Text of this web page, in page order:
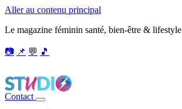
Aller au contenu principal
Le magazine féminin santé, bien-être & lifestyle
📷 📌 💬 🎵
Contact